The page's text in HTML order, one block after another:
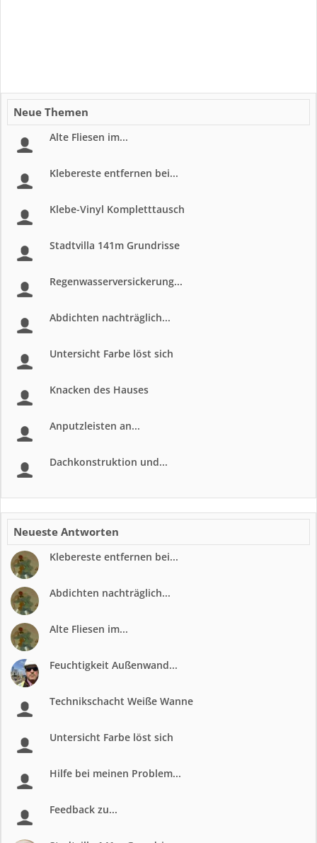
Neue Themen
Alte Fliesen im...
Klebereste entfernen bei...
Klebe-Vinyl Kompletttausch
Stadtvilla 141m Grundrisse
Regenwasserversickerung...
Abdichten nachträglich...
Untersicht Farbe löst sich
Knacken des Hauses
Anputzleisten an...
Dachkonstruktion und...
Neueste Antworten
Klebereste entfernen bei...
Abdichten nachträglich...
Alte Fliesen im...
Feuchtigkeit Außenwand...
Technikschacht Weiße Wanne
Untersicht Farbe löst sich
Hilfe bei meinen Problem...
Feedback zu...